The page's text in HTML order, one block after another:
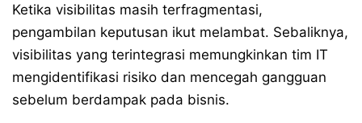
Ketika visibilitas masih terfragmentasi,
pengambilan keputusan ikut melambat. Sebaliknya,
visibilitas yang terintegrasi memungkinkan tim IT
mengidentifikasi risiko dan mencegah gangguan
sebelum berdampak pada bisnis.